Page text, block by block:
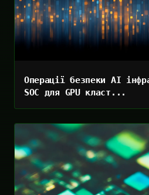
Операції безпеки AI
SOC для GPU класт...